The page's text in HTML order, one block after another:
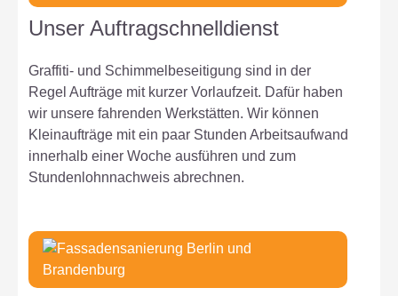
Unser Auftragschnelldienst
Graffiti- und Schimmelbeseitigung sind in der
Regel Aufträge mit kurzer Vorlaufzeit. Dafür haben
wir unsere fahrenden Werkstätten. Wir können
Kleinaufträge mit ein paar Stunden Arbeitsaufwand
innerhalb einer Woche ausführen und zum
Stundenlohnnachweis abrechnen.